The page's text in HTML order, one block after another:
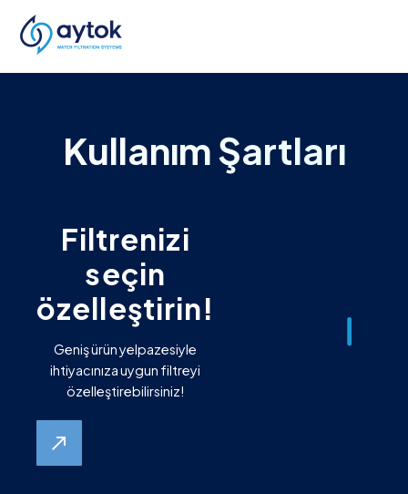
Kullanım Şartları
Filtrenizi
seçin
özelleştirin!
Geniş ürün yelpazesiyle
ihtiyacınıza uygun filtreyi
özelleştirebilirsiniz!
north_east